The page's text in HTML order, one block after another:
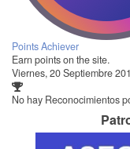
Points Achiever
Earn points on the site.
Viernes, 20 Septiembre
No hay Reconocimientos